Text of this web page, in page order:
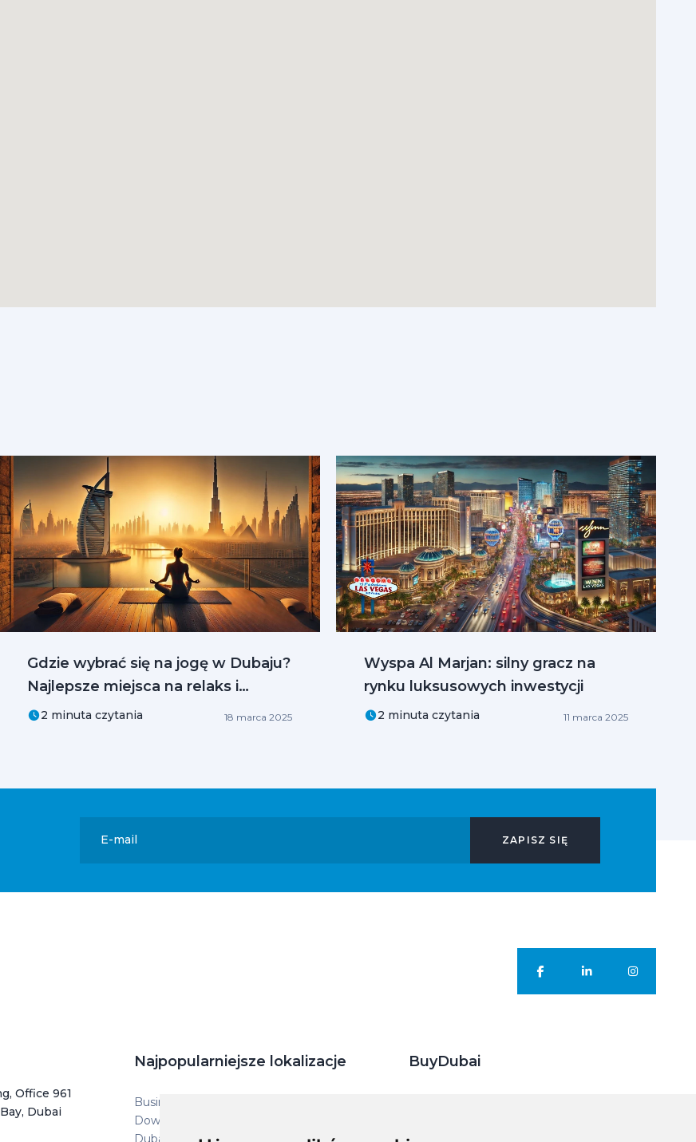
Gdzie wybrać się na jogę w Dubaju?
Najlepsze miejsca na relaks i
harmonię
2 minuta czytania 18 marca 2025
Wyspa Al Marjan: silny gracz na
rynku luksusowych inwestycji
2 minuta czytania 11 marca 2025
E-mail ZAPISZ SIĘ
Office 961
Dubai
Najpopularniejsze lokalizacje
Business Bay
Downtown Dubai
Dubai Islands
BuyDubai
Oferta nieruchomości w Dubaju